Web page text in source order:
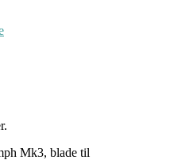
Mk3, blade til